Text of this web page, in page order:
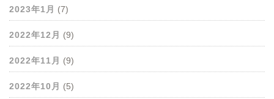
2023年1月 (7)
2022年12月 (9)
2022年11月 (9)
2022年10月 (5)